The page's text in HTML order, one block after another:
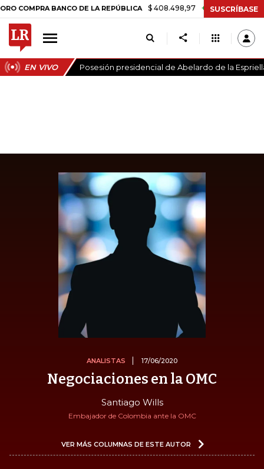
BANCO DE LA REPÚBLICA $ 408.498,97 +$ 8.753,81 +2,19%
SUSCRÍBASE
EN VIVO Posesión presidencial de Abelardo de la
ANALISTAS 17/06/2020
Negociaciones en la OMC
Santiago Wills
Embajador de Colombia ante la OMC
VER MÁS COLUMNAS DE ESTE AUTOR